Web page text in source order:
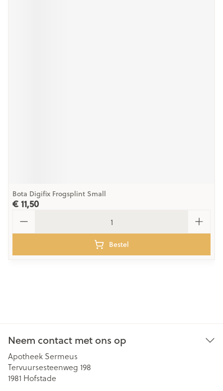
Bota Digifix Frogsplint Small
€ 11,50
Bestel
Neem contact met ons op
Apotheek Sermeus
Tervuursesteenweg 198
1981 Hofstade